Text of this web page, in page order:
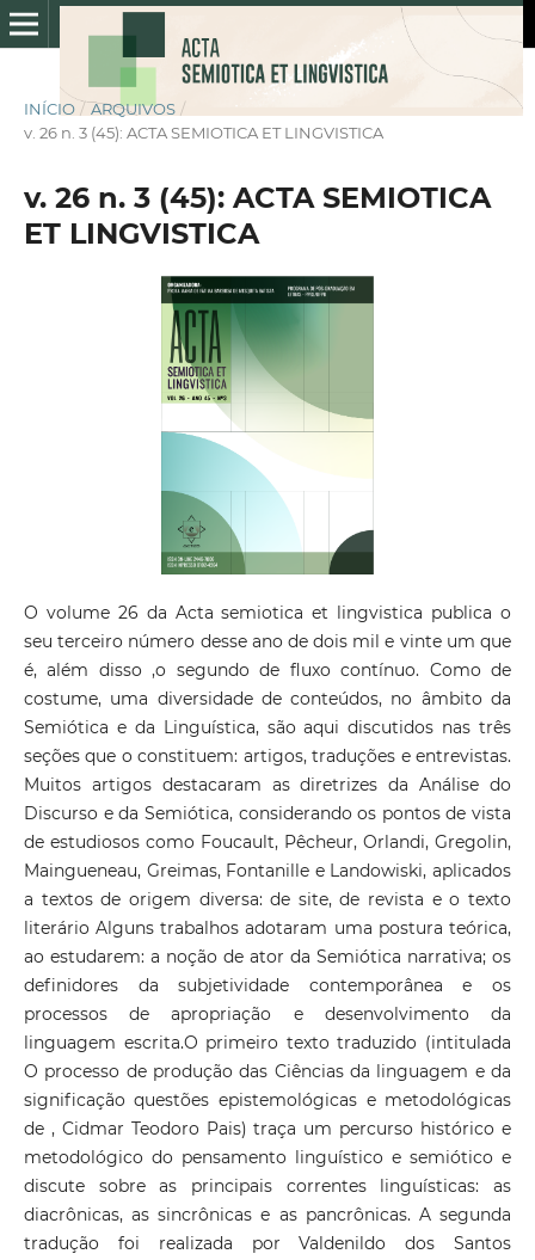
INÍCIO / ARQUIVOS /
v. 26 n. 3 (45): ACTA SEMIOTICA ET LINGVISTICA
v. 26 n. 3 (45): ACTA SEMIOTICA
ET LINGVISTICA
O volume 26 da Acta semiotica et lingvistica publica o
seu terceiro número desse ano de dois mil e vinte um que
é, além disso ,o segundo de fluxo contínuo. Como de
costume, uma diversidade de conteúdos, no âmbito da
Semiótica e da Linguística, são aqui discutidos nas três
seções que o constituem: artigos, traduções e entrevistas.
Muitos artigos destacaram as diretrizes da Análise do
Discurso e da Semiótica, considerando os pontos de vista
de estudiosos como Foucault, Pêcheur, Orlandi, Gregolin,
Maingueneau, Greimas, Fontanille e Landowiski, aplicados
a textos de origem diversa: de site, de revista e o texto
literário Alguns trabalhos adotaram uma postura teórica,
ao estudarem: a noção de ator da Semiótica narrativa; os
definidores da subjetividade contemporânea e os
processos de apropriação e desenvolvimento da
linguagem escrita.O primeiro texto traduzido (intitulada
O processo de produção das Ciências da linguagem e da
significação questões epistemológicas e metodológicas
de , Cidmar Teodoro Pais) traça um percurso histórico e
metodológico do pensamento linguístico e semiótico e
discute sobre as principais correntes linguísticas: as
diacrônicas, as sincrônicas e as pancrônicas. A segunda
tradução foi realizada por Valdenildo dos Santos